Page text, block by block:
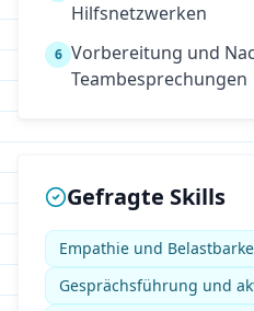
Hilfsnetzwerken
6 Vorbereitung und
Teambesprechungen
Gefragte Skills
Empathie und
Gesprächsführung und